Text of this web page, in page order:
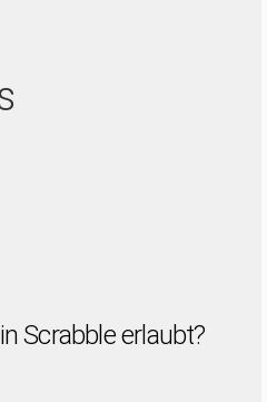
Scrabble erlaubt?